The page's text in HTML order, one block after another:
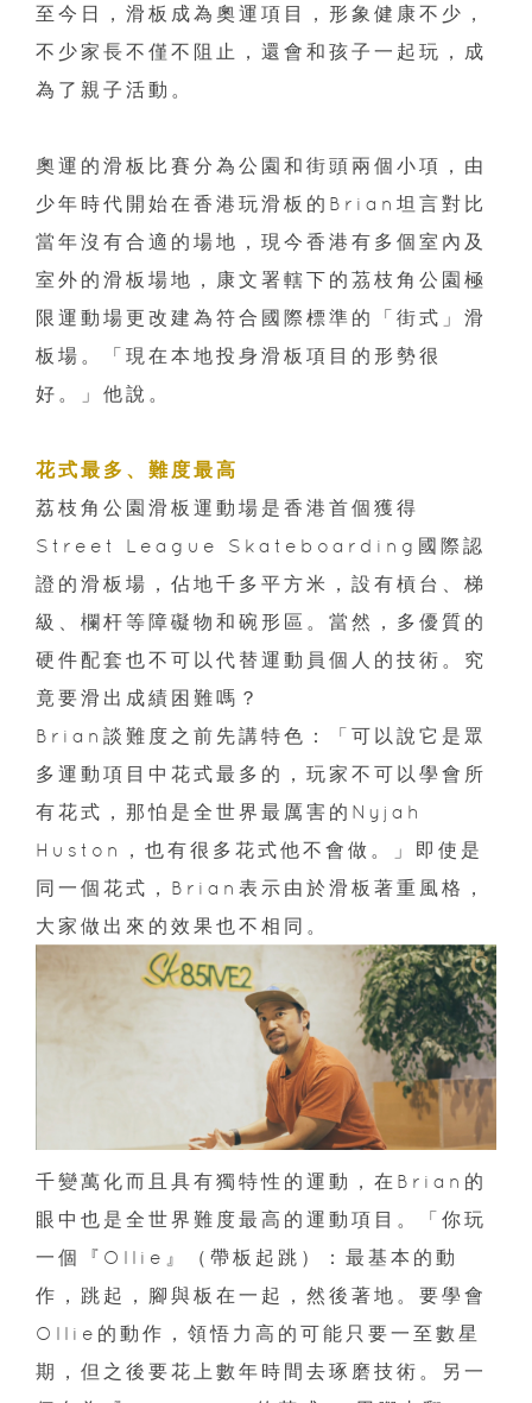
至今日，滑板成為奧運項目，形象健康不少，
不少家長不僅不阻止，還會和孩子一起玩，成
為了親子活動。
奧運的滑板比賽分為公園和街頭兩個小項，由
少年時代開始在香港玩滑板的Brian坦言對比
當年沒有合適的場地，現今香港有多個室內及
室外的滑板場地，康文署轄下的茘枝角公園極
限運動場更改建為符合國際標準的「街式」滑
板場。「現在本地投身滑板項目的形勢很
好。」他說。
花式最多、難度最高
荔枝角公園滑板運動場是香港首個獲得
Street League Skateboarding國際認
證的滑板場，佔地千多平方米，設有槓台、梯
級、欄杆等障礙物和碗形區。當然，多優質的
硬件配套也不可以代替運動員個人的技術。究
竟要滑出成績困難嗎？
Brian談難度之前先講特色：「可以說它是眾
多運動項目中花式最多的，玩家不可以學會所
有花式，那怕是全世界最厲害的Nyjah
Huston，也有很多花式他不會做。」即使是
同一個花式，Brian表示由於滑板著重風格，
大家做出來的效果也不相同。
千變萬化而且具有獨特性的運動，在Brian的
眼中也是全世界難度最高的運動項目。「你玩
一個『Ollie』（帶板起跳）：最基本的動
作，跳起，腳與板在一起，然後著地。要學會
Ollie的動作，領悟力高的可能只要一至數星
期，但之後要花上數年時間去琢磨技術。另一